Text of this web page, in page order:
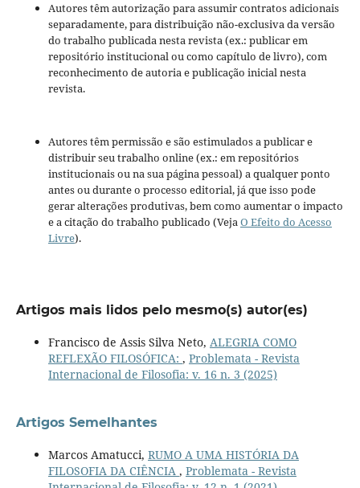
Autores têm autorização para assumir contratos adicionais
separadamente, para distribuição não-exclusiva da versão
do trabalho publicada nesta revista (ex.: publicar em
repositório institucional ou como capítulo de livro), com
reconhecimento de autoria e publicação inicial nesta
revista.
Autores têm permissão e são estimulados a publicar e
distribuir seu trabalho online (ex.: em repositórios
institucionais ou na sua página pessoal) a qualquer ponto
antes ou durante o processo editorial, já que isso pode
gerar alterações produtivas, bem como aumentar o impacto
e a citação do trabalho publicado (VejaO Efeito do Acesso
Livre).
Artigos mais lidos pelo mesmo(s) autor(es)
Francisco de Assis Silva Neto, ALEGRIA COMO
REFLEXÃO FILOSÓFICA: , Problemata - Revista
Internacional de Filosofia: v. 16 n. 3 (2025)
Artigos Semelhantes
Marcos Amatucci, RUMO A UMA HISTÓRIA DA
FILOSOFIA DA CIÊNCIA , Problemata - Revista